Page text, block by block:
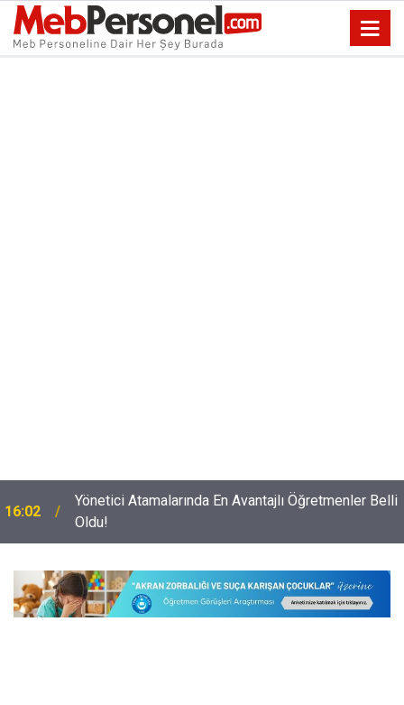
Oldu!
15:32
Yeni Dönemde O Şartları Taşıyan Okullara Güvenlik
Görevlisi Verilecek!